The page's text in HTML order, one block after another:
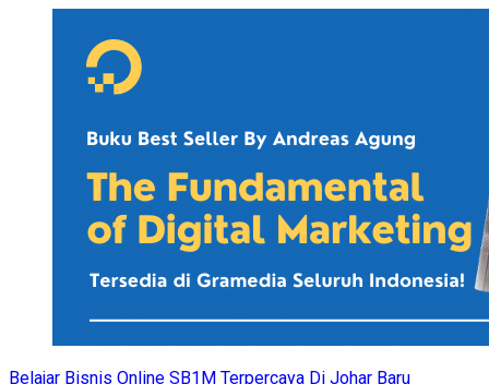
Belajar Bisnis Online SB1M Terpercaya Di Johar Baru